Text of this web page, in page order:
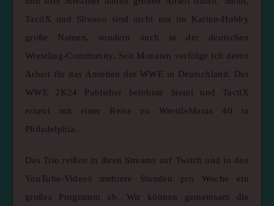
TactiX und Slivooo sind nicht nur im Karten-Hobby
große Namen, sondern auch in der deutschen
Wrestling-Community. Seit Monaten verfolge ich deren
Arbeit für das Ansehen der WWE in Deutschland. Der
WWE 2K24 Publisher belohnte Steini und TactiX
erneut mit einer Reise zu WrestleMania 40 in
Philadelphia.
Das Trio reißen in ihren Streams auf Twitch und in den
YouTube-Videos mehrere Stunden pro Woche ein
großes Programm ab. Wir können gemeinsam die